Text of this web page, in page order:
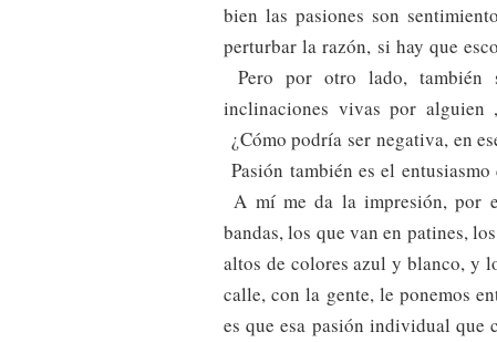
bien las pasiones son
perturbar la razón, si hay que
Pero por otro lado, también
inclinaciones vivas por
¿Cómo podría ser negativa, en
Pasión también es el
A mí me da la impresión, por
bandas, los que van en patines,
altos de colores azul y blanco, y
calle, con la gente, le ponemos
es que esa pasión individual que